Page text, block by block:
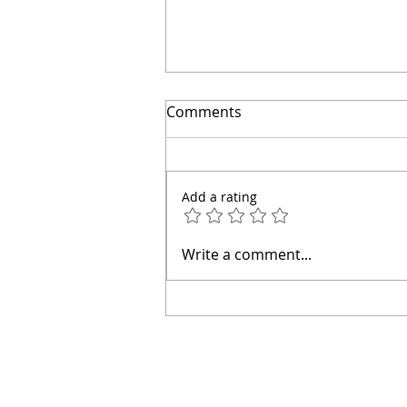
👋 Hola, soy el arquitecto
Comments
Add a rating
Write a comment...